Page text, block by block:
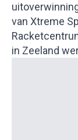
van Xtreme
in Zeeland